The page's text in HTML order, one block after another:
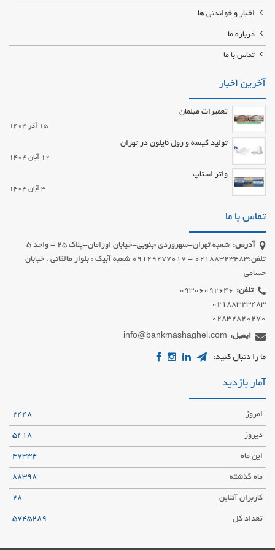
اخبار و خواندنی ها
درباره ما
تماس با ما
آخرین اخبار
تعمیرات مبلمان
15 آذر 1404
تولید کیسه و رول نایلون در تهران
12 آبان 1404
واتر استاپ
3 آبان 1404
تماس با ما
آدرس:
شعبه تهران-سهروردی جنوبی-خیابان اورامان-پلاک 25 - واحد 5
تلفن:02188323483 - 09129277017 شعبه آبیک : بلوار طالقانی . خیابان
حسامی
تلفن:
02832820270
ایمیل: info@bankmashaghel.com
ما را دنبال کنید:
آمار بازدید
امروز 2448
دیروز 5418
این ماه 47334
ماه گذشته 88398
کاربران آنلاین 28
تعداد کل 5745289